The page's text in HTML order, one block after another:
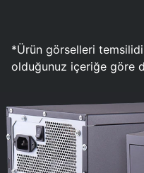
*Ürün görselleri
olduğunuz içeriğe göre